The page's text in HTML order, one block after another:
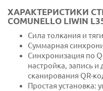
ХАРАКТЕРИСТИКИ
COMUNELLO LIWIN
Сила толкания и
Суммарная
Синхронизация по
настройка, запись
сканирования QR-
Простая установка: